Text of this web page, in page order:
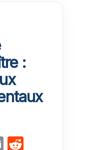
:
E